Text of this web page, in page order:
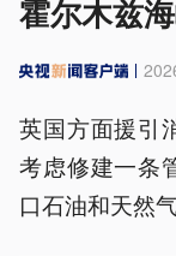
霍尔木兹
英国方面援引
考虑修建一条
口石油和天然气